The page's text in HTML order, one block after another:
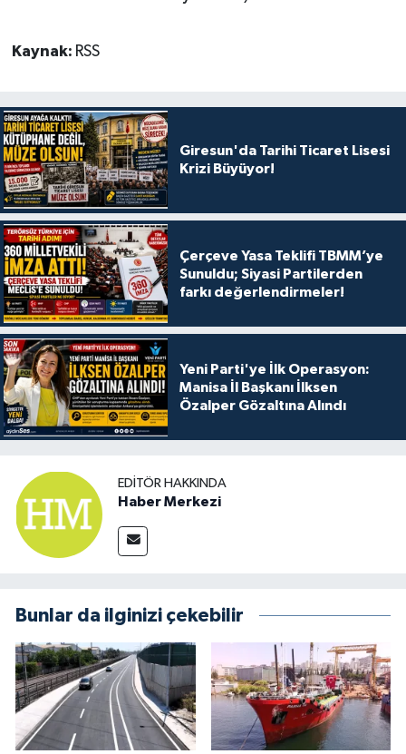
Kaynak: RSS
Giresun'da Tarihi Ticaret Lisesi
Krizi Büyüyor!
Çerçeve Yasa Teklifi TBMM’ye
Sunuldu; Siyasi Partilerden
farkı değerlendirmeler!
Yeni Parti'ye İlk Operasyon:
Manisa İl Başkanı İlksen
Özalper Gözaltına Alındı
EDITÖR HAKKINDA
Haber Merkezi
Bunlar da ilginizi çekebilir